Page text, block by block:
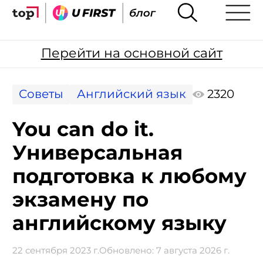
Перейти на основной сайт
Советы Английский язык 2320
You can do it.
Универсальная
подготовка к любому
экзамену по
английскому языку
22 сентября 2023 г.Обновлено: 7 августа 2026 г.